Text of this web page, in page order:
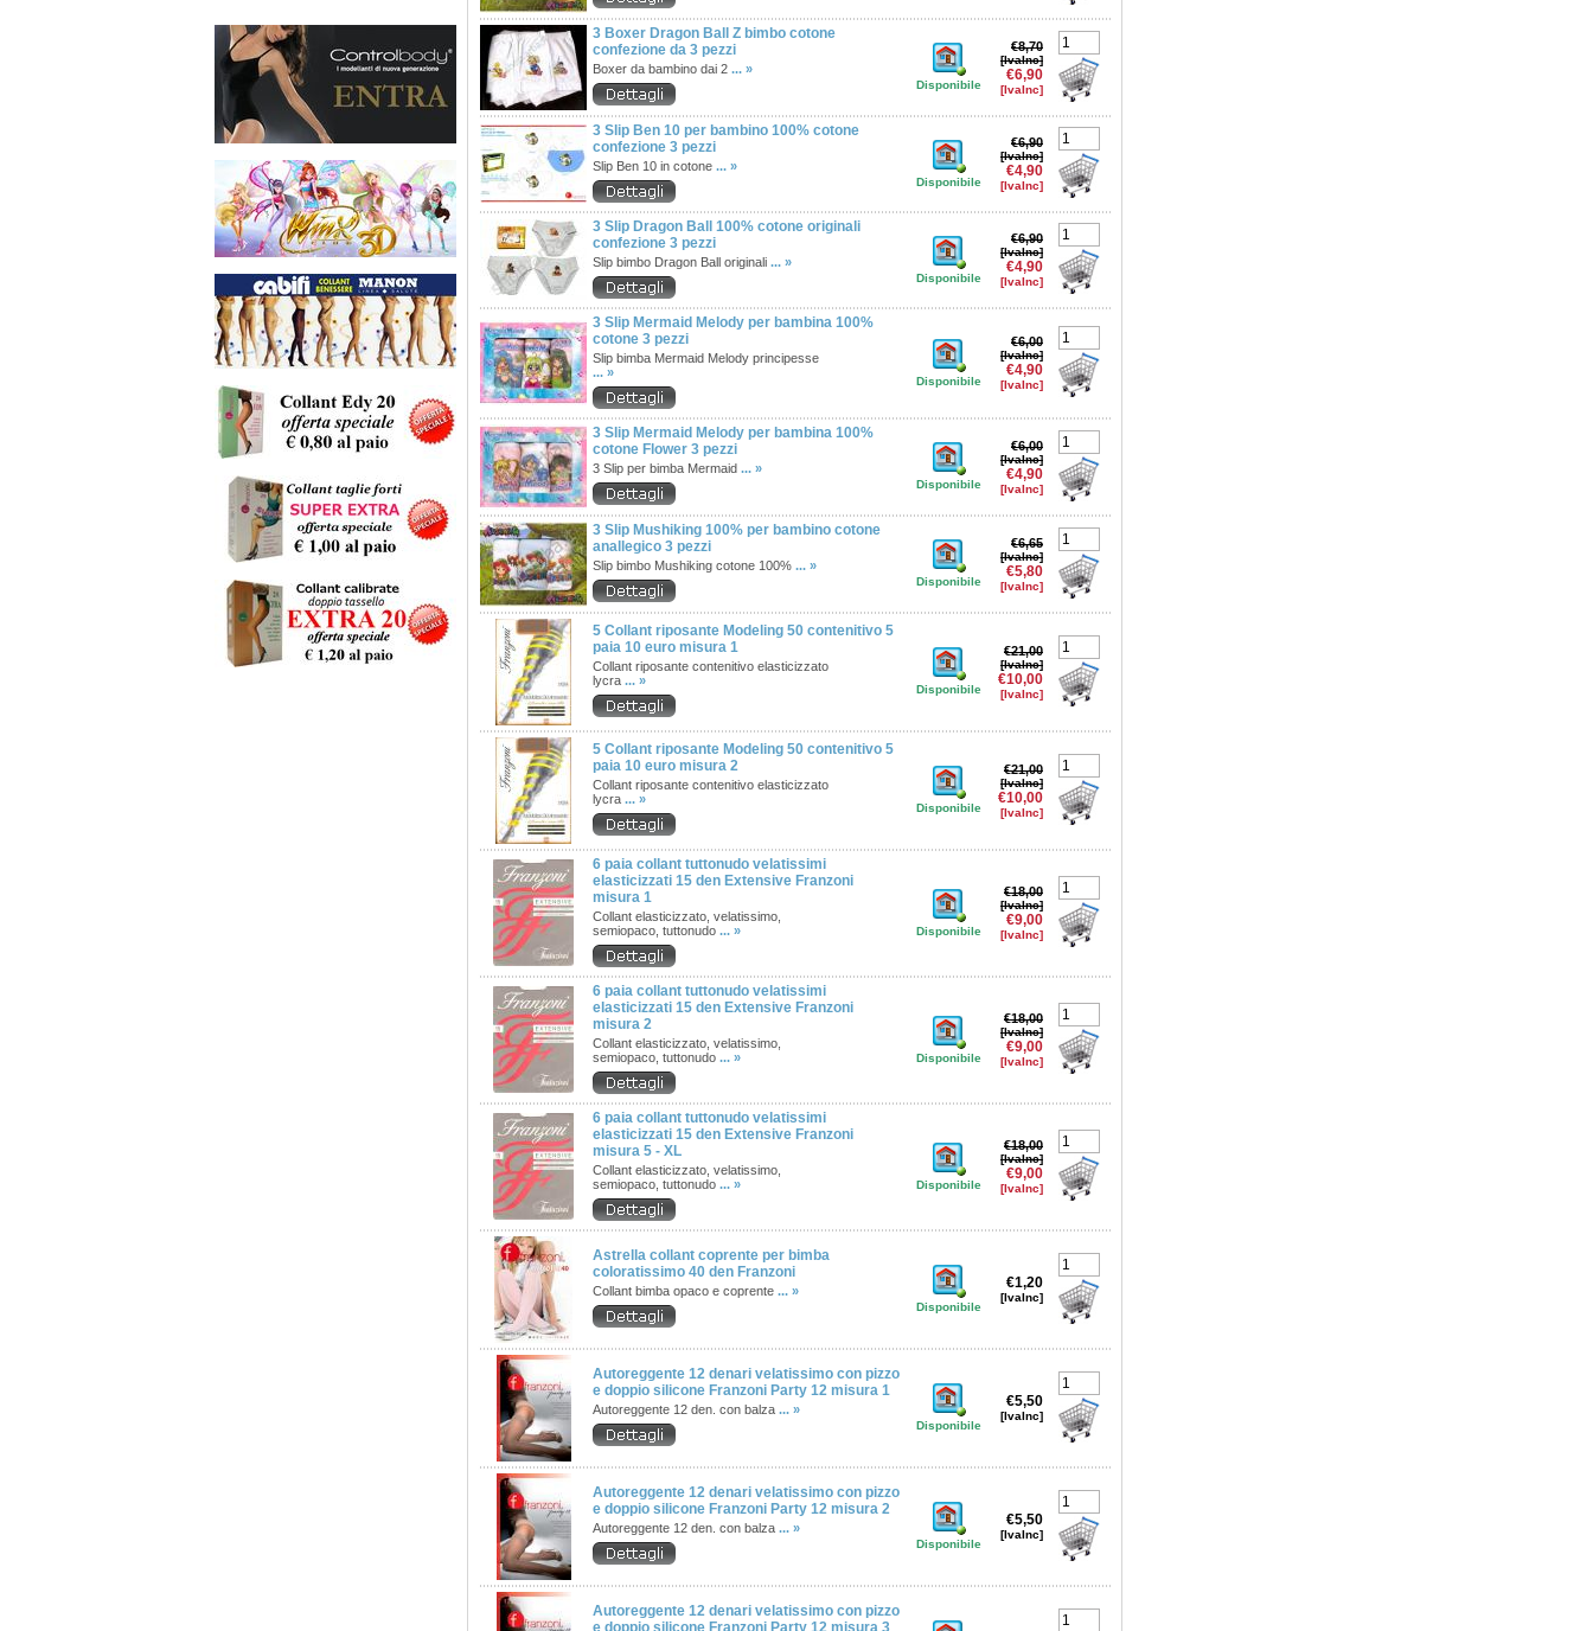
3 Boxer Dragon Ball Z bimbo cotone
confezione da 3 pezzi
Boxer da bambino dai 2 ... »
Disponibile
€8,70
[IvaInc]
€6,90
[IvaInc]
3 Slip Ben 10 per bambino 100% cotone
confezione 3 pezzi
Slip Ben 10 in cotone ... »
Disponibile
€6,90
[IvaInc]
€4,90
[IvaInc]
3 Slip Dragon Ball 100% cotone originali
confezione 3 pezzi
Slip bimbo Dragon Ball originali ... »
Disponibile
€6,90
[IvaInc]
€4,90
[IvaInc]
3 Slip Mermaid Melody per bambina 100%
cotone 3 pezzi
Slip bimba Mermaid Melody principesse
... »
Disponibile
€6,00
[IvaInc]
€4,90
[IvaInc]
3 Slip Mermaid Melody per bambina 100%
cotone Flower 3 pezzi
3 Slip per bimba Mermaid ... »
Disponibile
€6,00
[IvaInc]
€4,90
[IvaInc]
3 Slip Mushiking 100% per bambino cotone
anallegico 3 pezzi
Slip bimbo Mushiking cotone 100% ... »
Disponibile
€6,65
[IvaInc]
€5,80
[IvaInc]
5 Collant riposante Modeling 50 contenitivo 5
paia 10 euro misura 1
Collant riposante contenitivo elasticizzato
lycra ... »
Disponibile
€21,00
[IvaInc]
€10,00
[IvaInc]
5 Collant riposante Modeling 50 contenitivo 5
paia 10 euro misura 2
Collant riposante contenitivo elasticizzato
lycra ... »
Disponibile
€21,00
[IvaInc]
€10,00
[IvaInc]
6 paia collant tuttonudo velatissimi
elasticizzati 15 den Extensive Franzoni
misura 1
Collant elasticizzato, velatissimo,
semiopaco, tuttonudo ... » Disponibile
€18,00
[IvaInc]
€9,00
[IvaInc]
6 paia collant tuttonudo velatissimi
elasticizzati 15 den Extensive Franzoni
misura 2
Collant elasticizzato, velatissimo,
semiopaco, tuttonudo ... » Disponibile
€18,00
[IvaInc]
€9,00
[IvaInc]
6 paia collant tuttonudo velatissimi
elasticizzati 15 den Extensive Franzoni
misura 5 - XL
Collant elasticizzato, velatissimo,
semiopaco, tuttonudo ... » Disponibile
€18,00
[IvaInc]
€9,00
[IvaInc]
Astrella collant coprente per bimba
coloratissimo 40 den Franzoni
Collant bimba opaco e coprente ... »
Disponibile
€1,20
[IvaInc]
Autoreggente 12 denari velatissimo con pizzo
e doppio silicone Franzoni Party 12 misura 1
Autoreggente 12 den. con balza ... »
Disponibile
€5,50
[IvaInc]
Autoreggente 12 denari velatissimo con pizzo
e doppio silicone Franzoni Party 12 misura 2
Autoreggente 12 den. con balza ... »
Disponibile
€5,50
[IvaInc]
Autoreggente 12 denari velatissimo con pizzo
e doppio silicone Franzoni Party 12 misura 3